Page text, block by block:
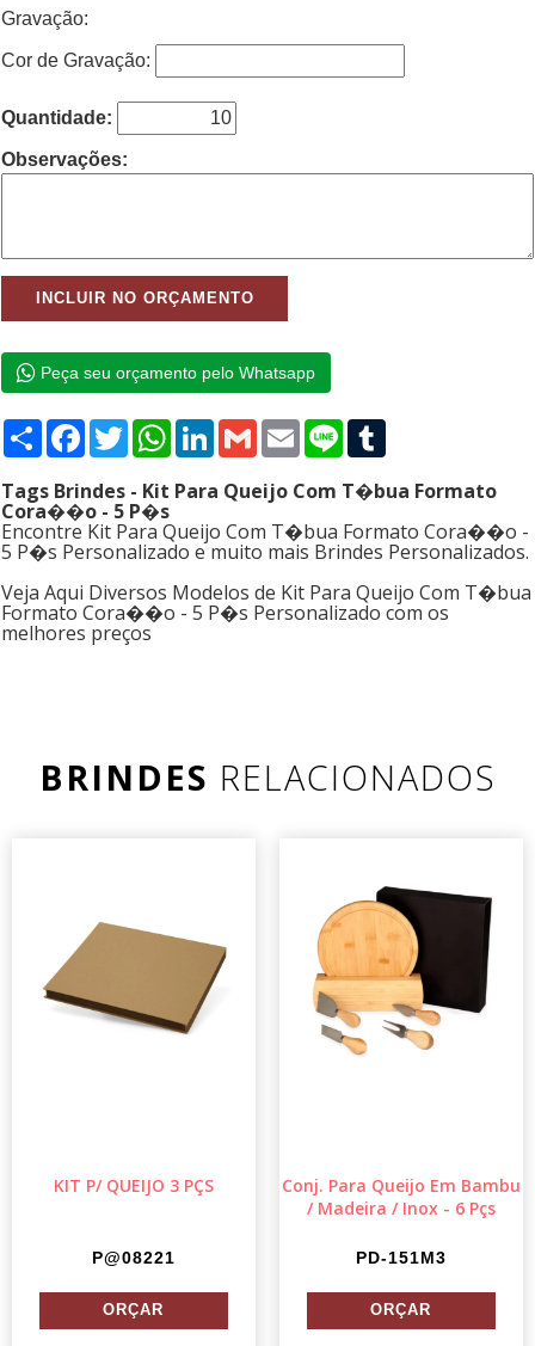
Gravação:
Cor de Gravação:
Quantidade:
Observações:
Peça seu orçamento pelo Whatsapp
Compartilhar
Facebook
TwitterWhatsApp
LinkedIn
GmailEmailLine
Tags Brindes - Kit Para Queijo Com T�bua Formato
Cora��o - 5 P�s
Encontre Kit Para Queijo Com T�bua Formato Cora��o -
5 P�s Personalizado e muito mais Brindes Personalizados.
Veja Aqui Diversos Modelos de Kit Para Queijo Com T�bua
Formato Cora��o - 5 P�s Personalizado com os
melhores preços
BRINDES RELACIONADOS
KIT P/ QUEIJO 3 PÇS
P@08221
Conj. Para Queijo Em Bambu
/ Madeira / Inox - 6 Pçs
PD-151M3